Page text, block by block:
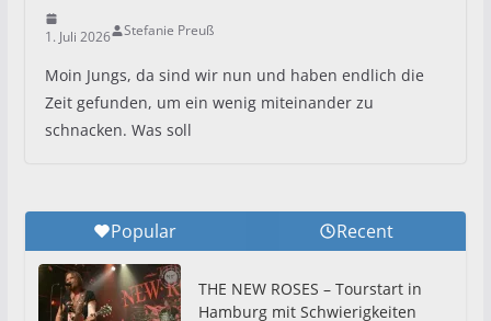
1. Juli 2026 Stefanie Preuß
Moin Jungs, da sind wir nun und haben endlich die
Zeit gefunden, um ein wenig miteinander zu
schnacken. Was soll
Popular Recent
THE NEW ROSES – Tourstart in
Hamburg mit Schwierigkeiten